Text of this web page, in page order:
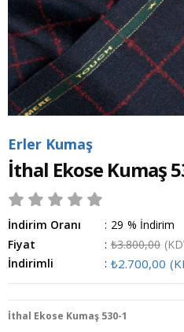
Erler Kumaş
İthal Ekose Kumaş
İndirim Oranı : %
29
İndirim
Fiyat
: ₺3.800,00
İndirimli
: ₺2.700,00
İthal Ekose Kumaş 530-1